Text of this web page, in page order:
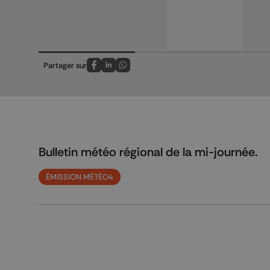
Partager sur
Partagez sur FaceBook
Partagez sur LinkedIn
Partagez sur Whatsapp
Bulletin météo régional de la mi-journée.
ÉMISSION MÉTÉO4